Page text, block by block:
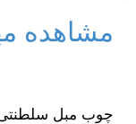
مشاهده
چوب مبل سلطنتی